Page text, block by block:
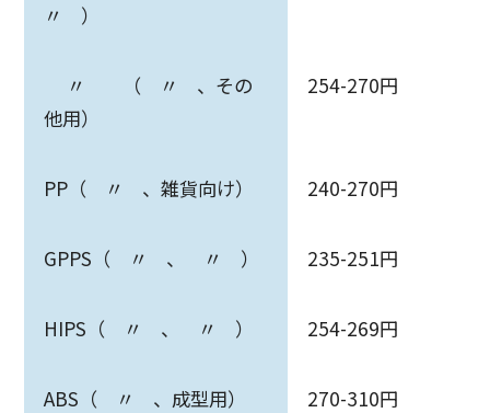
〃 ）
〃 （ 〃 、その
他用）
254-270円
PP（ 〃 、雑貨向け） 240-270円
GPPS（ 〃 、 〃 ） 235-251円
HIPS（ 〃 、 〃 ） 254-269円
ABS（ 〃 、成型用） 270-310円